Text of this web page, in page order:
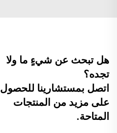
هل تبحث عن شيءٍ ما ولا
تجده؟
اتصل بمستشارينا للحصول
على مزيد من المنتجات
المتاحة.